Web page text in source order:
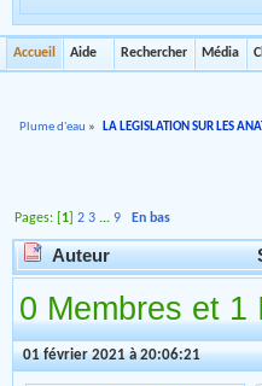
Accueil Aide Rechercher Média
Plume d'eau » LA LEGISLATION SUR LES
Pages: [ 1 ]2 3 ...9 En bas
Auteur
0 Membres et
01 février 2021 à 20:06:21